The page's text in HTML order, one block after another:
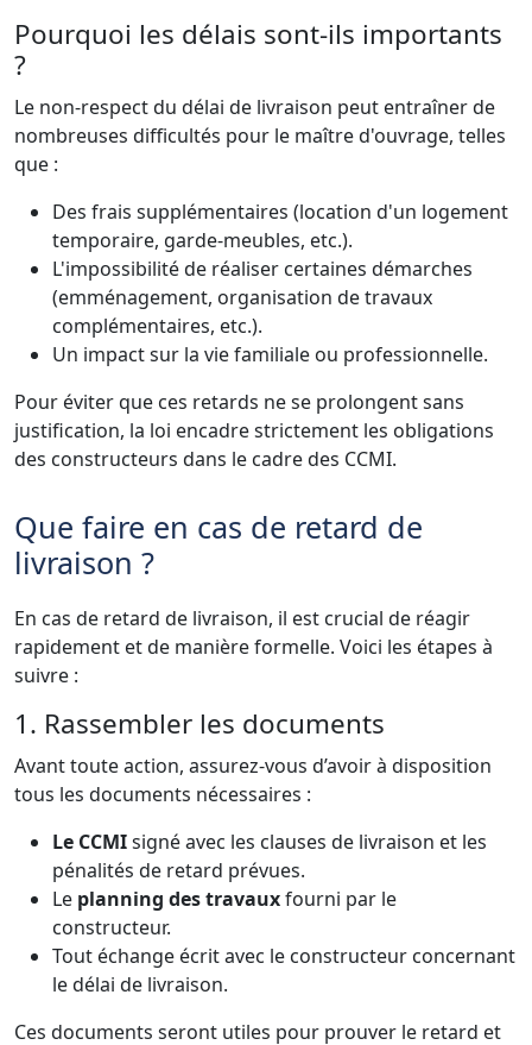
Pourquoi les délais sont-ils importants
?
Le non-respect du délai de livraison peut entraîner de
nombreuses difficultés pour le maître d'ouvrage, telles
que :
Des frais supplémentaires (location d'un logement
temporaire, garde-meubles, etc.).
L'impossibilité de réaliser certaines démarches
(emménagement, organisation de travaux
complémentaires, etc.).
Un impact sur la vie familiale ou professionnelle.
Pour éviter que ces retards ne se prolongent sans
justification, la loi encadre strictement les obligations
des constructeurs dans le cadre des CCMI.
Que faire en cas de retard de
livraison ?
En cas de retard de livraison, il est crucial de réagir
rapidement et de manière formelle. Voici les étapes à
suivre :
1. Rassembler les documents
Avant toute action, assurez-vous d’avoir à disposition
tous les documents nécessaires :
Le CCMIsigné avec les clauses de livraison et les
pénalités de retard prévues.
Le planning des travauxfourni par le
constructeur.
Tout échange écrit avec le constructeur concernant
le délai de livraison.
Ces documents seront utiles pour prouver le retard et